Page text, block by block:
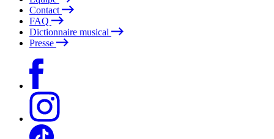
Contact
FAQ
Dictionnaire musical
Presse